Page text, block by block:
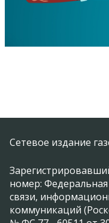
Сетевое издание
номер:
связи,
коммуникаций